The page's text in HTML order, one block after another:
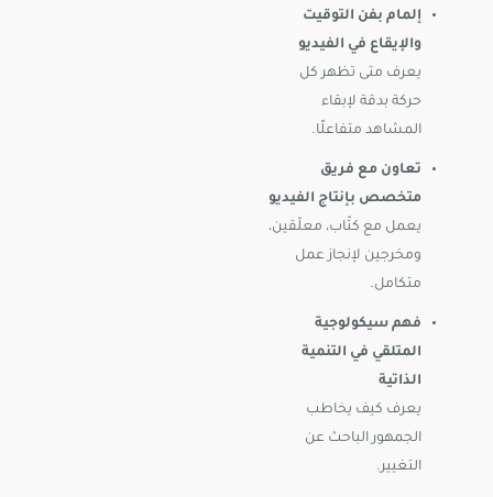
إلمام بفن التوقيت
والإيقاع في الفيديو
يعرف متى تظهر كل
حركة بدقة لإبقاء
المشاهد متفاعلًا.
تعاون مع فريق
متخصص بإنتاج الفيديو
يعمل مع كتّاب، معلّقين،
ومخرجين لإنجاز عمل
متكامل.
فهم سيكولوجية
المتلقي في التنمية
الذاتية
يعرف كيف يخاطب
الجمهور الباحث عن
التغيير.